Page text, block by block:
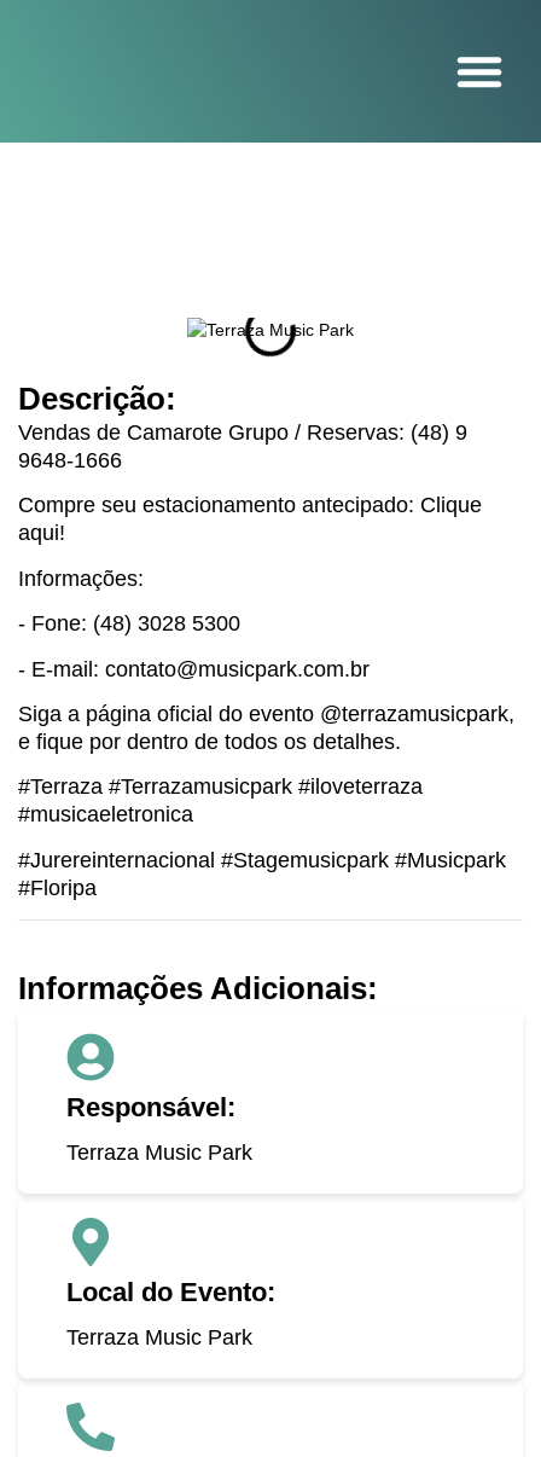
Descrição:
Vendas de Camarote Grupo / Reservas: (48) 9
9648-1666
Compre seu estacionamento antecipado: Clique
aqui!
Informações:
- Fone: (48) 3028 5300
- E-mail: contato@musicpark.com.br
Siga a página oficial do evento @terrazamusicpark,
e fique por dentro de todos os detalhes.
#Terraza #Terrazamusicpark #iloveterraza
#musicaeletronica
#Jurereinternacional #Stagemusicpark #Musicpark
#Floripa
Informações Adicionais:
Responsável:
Terraza Music Park
Local do Evento:
Terraza Music Park